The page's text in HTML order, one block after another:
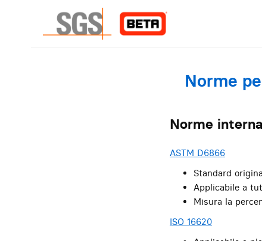
Norme
Norme
ASTM D6866
Standard
Applicabile a
Misura la
ISO 16620